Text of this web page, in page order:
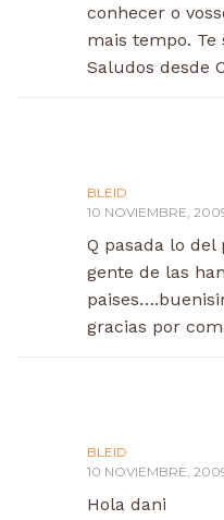
conhecer o
mais tempo. Te
Saludos desde
BLEID
10 NOVIEMBRE,
Q pasada lo del
gente de las
gracias por
BLEID
10 NOVIEMBRE,
Hola dani